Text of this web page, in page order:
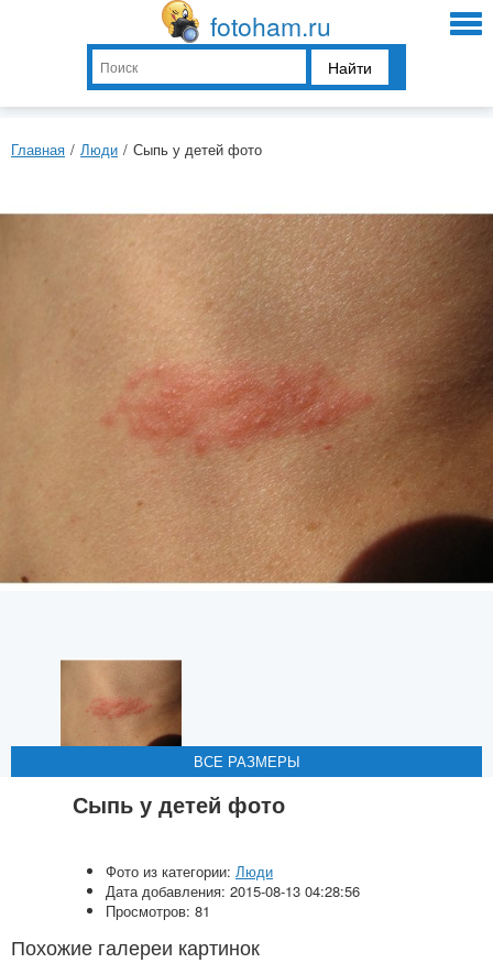
fotoham.ru
Найти
Главная / Люди / Сыпь у детей фото
ВСЕ РАЗМЕРЫ
ВСЕ РАЗМЕРЫ
ВСЕ РАЗМЕРЫ
ВСЕ РАЗМЕРЫ
ВСЕ РАЗМЕРЫ
Сыпь у детей фото
Фото из категории: Люди
Дата добавления: 2015-08-13 04:28:56
Просмотров: 81
Похожие галереи картинок